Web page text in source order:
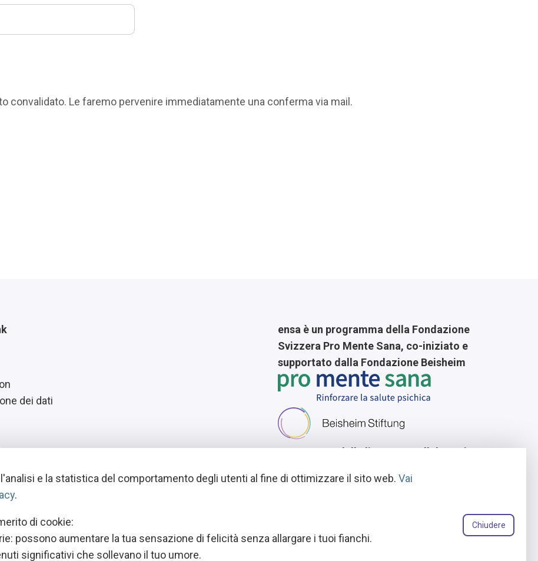
convalidato. Le faremo pervenire immediatamente una conferma via mail.
dei dati
ensa è un programma della Fondazione
Svizzera Pro Mente Sana, co-iniziato e
supportato dalla Fondazione Beisheim
Concessore della licenzaIn collaborazione con
e la statistica del comportamento degli utenti al fine di ottimizzare il sito web. Vai
.
di cookie:
possono aumentare la tua sensazione di felicità senza allargare i tuoi fianchi.
significativi che sollevano il tuo umore.
Chiudere